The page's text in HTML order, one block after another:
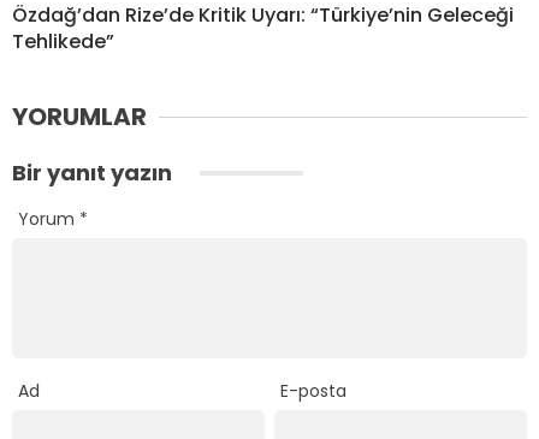
Özdağ’dan Rize’de Kritik Uyarı: “Türkiye’nin Geleceği
Tehlikede”
YORUMLAR
Bir yanıt yazın
Yorum *
Ad E-posta